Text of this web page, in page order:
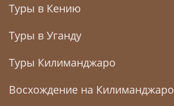
Туры в Кению
Туры в Уганду
Туры Килиманджаро
Восхождение на Килиманджаро